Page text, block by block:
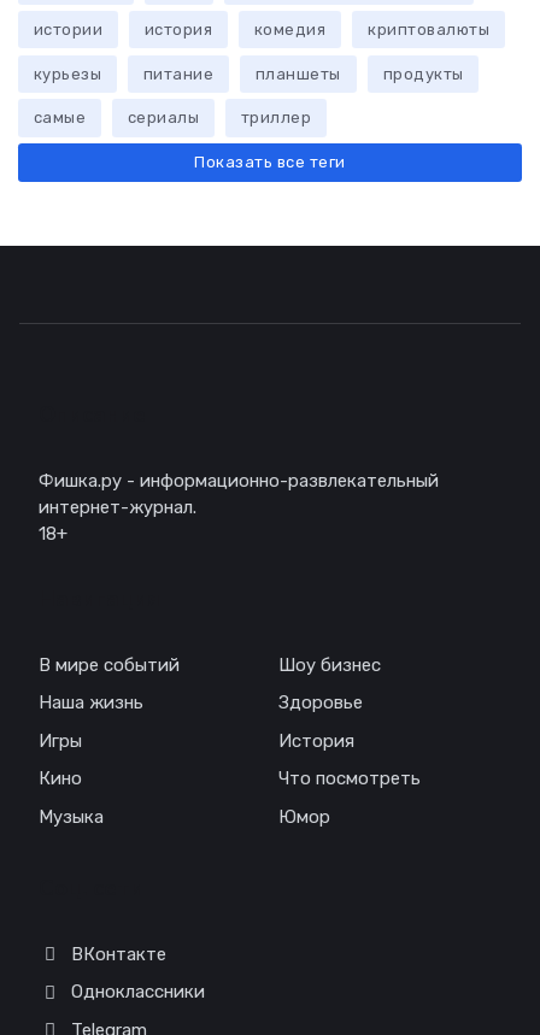
истории история комедия криптовалюты
курьезы питание планшеты продукты
самые сериалы триллер
Показать все теги
Фишка.ру - информационно-развлекательный
интернет-журнал.
18+
В мире событий
Наша жизнь
Игры
Кино
Музыка
Шоу бизнес
Здоровье
История
Что посмотреть
Юмор
ВКонтакте
Одноклассники
Telegram